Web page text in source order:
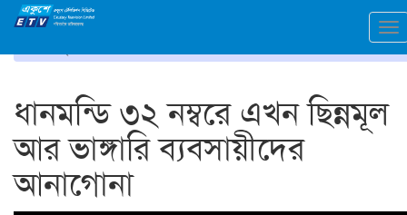
ধানমন্ডি ৩২ নম্বরে এখন ছিন্নমূল
আর ভাঙ্গারি ব্যবসায়ীদের
আনাগোনা